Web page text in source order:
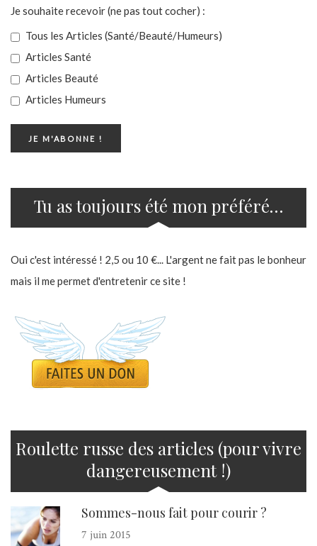
Je souhaite recevoir (ne pas tout cocher) :
Tous les Articles (Santé/Beauté/Humeurs)
Articles Santé
Articles Beauté
Articles Humeurs
Tu as toujours été mon préféré…
Oui c'est intéressé ! 2,5 ou 10 €... L'argent ne fait pas le bonheur
mais il me permet d'entretenir ce site !
Roulette russe des articles (pour vivre
dangereusement !)
Sommes-nous fait pour courir ?
7 juin 2015